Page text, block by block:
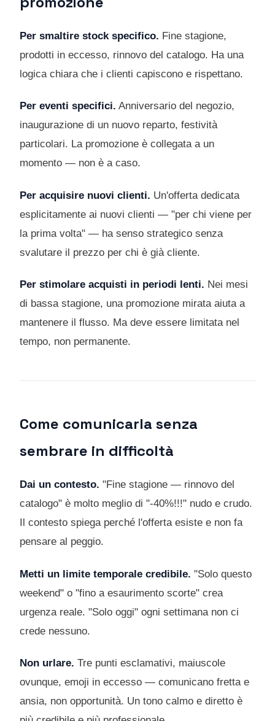
Per smaltire stock specifico. Fine stagione,
prodotti in eccesso, rinnovo del catalogo. Ha una
logica chiara che i clienti capiscono e rispettano.
Per eventi specifici. Anniversario del negozio,
inaugurazione di un nuovo reparto, festività
particolari. La promozione è collegata a un
momento — non è a caso.
Per acquisire nuovi clienti. Un'offerta dedicata
esplicitamente ai nuovi clienti — "per chi viene per
la prima volta" — ha senso strategico senza
svalutare il prezzo per chi è già cliente.
Per stimolare acquisti in periodi lenti. Nei mesi
di bassa stagione, una promozione mirata aiuta a
mantenere il flusso. Ma deve essere limitata nel
tempo, non permanente.
Come comunicarla senza
sembrare in difficoltà
Dai un contesto. "Fine stagione — rinnovo del
catalogo" è molto meglio di "-40%!!!" nudo e crudo.
Il contesto spiega perché l'offerta esiste e non fa
pensare al peggio.
Metti un limite temporale credibile. "Solo questo
weekend" o "fino a esaurimento scorte" crea
urgenza reale. "Solo oggi" ogni settimana non ci
crede nessuno.
Non urlare. Tre punti esclamativi, maiuscole
ovunque, emoji in eccesso — comunicano fretta e
ansia, non opportunità. Un tono calmo e diretto è